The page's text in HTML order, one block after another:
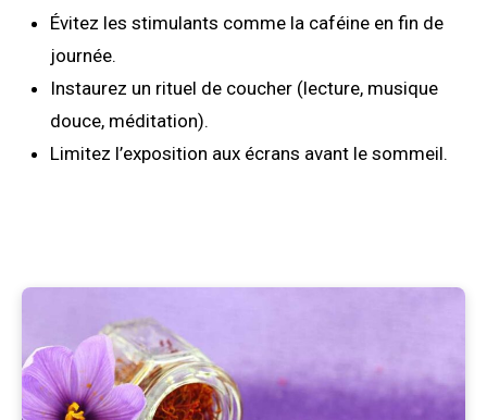
Évitez les stimulants comme la caféine en fin de
journée.
Instaurez un rituel de coucher (lecture, musique
douce, méditation).
Limitez l’exposition aux écrans avant le sommeil.